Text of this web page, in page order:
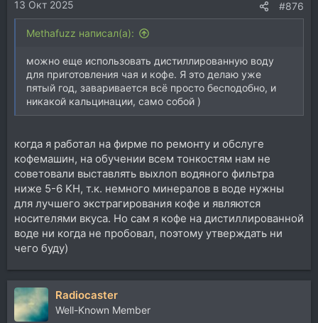
13 Окт 2025 #876
Methafuzz написал(а):
можно еще использовать дистиллированную воду
для приготовления чая и кофе. Я это делаю уже
пятый год, заваривается всё просто бесподобно, и
никакой кальцинации, само собой )
когда я работал на фирме по ремонту и обслуге
кофемашин, на обучении всем тонкостям нам не
советовали выставлять выхлоп водяного фильтра
ниже 5-6 KH, т.к. немного минералов в воде нужны
для лучшего экстрагирования кофе и являются
носителями вкуса. Но сам я кофе на дистиллированной
воде ни когда не пробовал, поэтому утверждать ни
чего буду)
Radiocaster
Well-Known Member